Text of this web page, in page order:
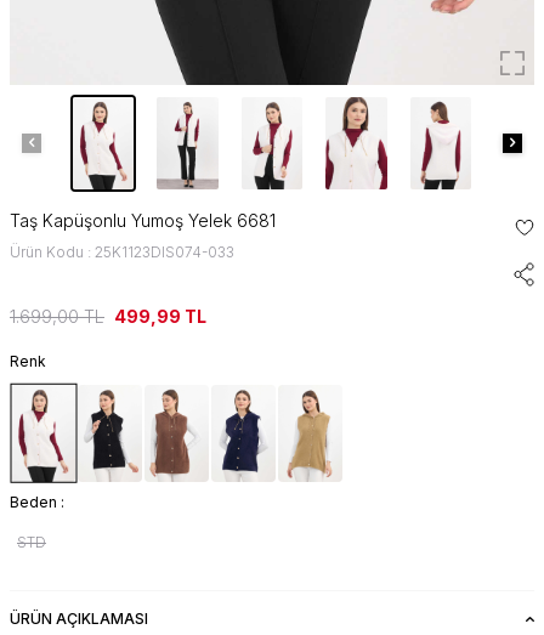
Taş Kapüşonlu Yumoş Yelek 6681
Ürün Kodu : 25K1123DIS074-033
1.699,00TL 499,99 TL
Renk
Beden :
STD
ÜRÜN AÇIKLAMASI